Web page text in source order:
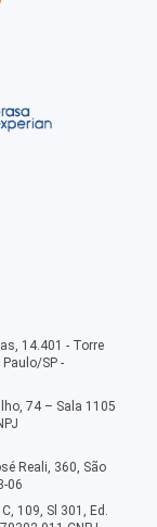
14.401 - Torre
SP -
74 – Sala 1105
Reali, 360, São
06
109, Sl 301, Ed.